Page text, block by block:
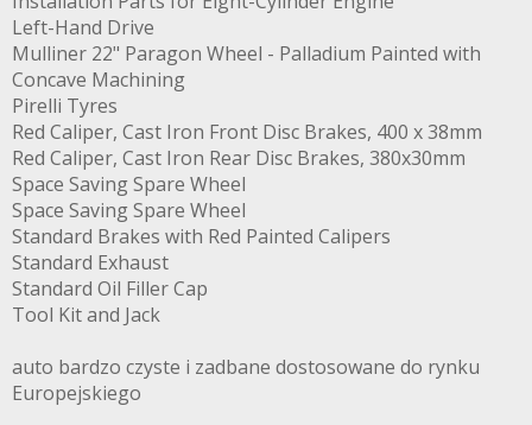
Left-Hand Drive
Mulliner 22" Paragon Wheel - Palladium Painted with
Concave Machining
Pirelli Tyres
Red Caliper, Cast Iron Front Disc Brakes, 400 x 38mm
Red Caliper, Cast Iron Rear Disc Brakes, 380x30mm
Space Saving Spare Wheel
Space Saving Spare Wheel
Standard Brakes with Red Painted Calipers
Standard Exhaust
Standard Oil Filler Cap
Tool Kit and Jack
auto bardzo czyste i zadbane dostosowane do rynku
Europejskiego